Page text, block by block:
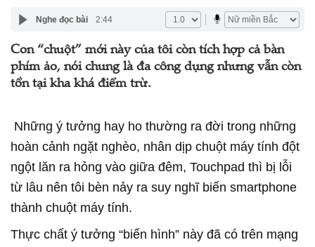
Nghe đọc bài 2:44
Con “chuột” mới này của tôi còn tích hợp cả bàn
phím ảo, nói chung là đa công dụng nhưng vẫn còn
tồn tại kha khá điểm trừ.
Những ý tưởng hay ho thường ra đời trong những
hoàn cảnh ngặt nghèo, nhân dịp chuột máy tính đột
ngột lăn ra hỏng vào giữa đêm, Touchpad thì bị lỗi
từ lâu nên tôi bèn nảy ra suy nghĩ biến smartphone
thành chuột máy tính.
Thực chất ý tưởng “biến hình” này đã có trên mạng